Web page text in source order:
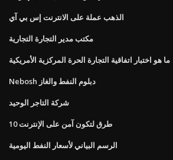
الذهب عملة على الانترنت إس بي آي
مكتب مدير التجارة التجارية
ما هو اختبار اتفاقية التجارة الحرة المركزية الأمريكية
Nebosh دبلوم النفط والغاز
شركة التاجر الوحيد
10 طرق لتكون آمن على الإنترنت
الرسم البياني لأسعار النفط اليومية